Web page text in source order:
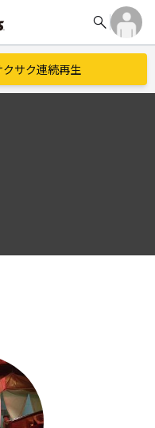
search
サク連続再生